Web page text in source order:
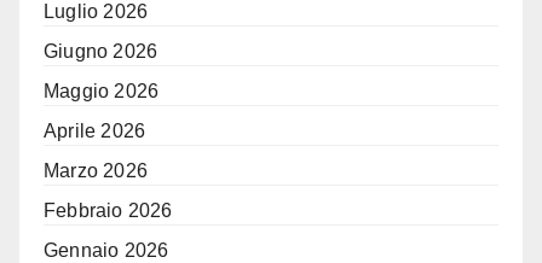
Luglio 2026
Giugno 2026
Maggio 2026
Aprile 2026
Marzo 2026
Febbraio 2026
Gennaio 2026